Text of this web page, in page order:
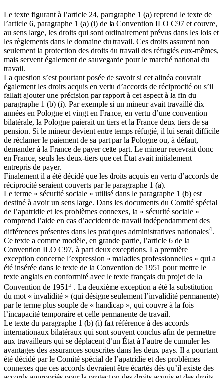
Le texte figurant à l’article 24, paragraphe 1 (a) reprend le texte de
l’article 6, paragraphe 1 (a) (i) de la Convention ILO C97 et couvre,
au sens large, les droits qui sont ordinairement prévus dans les lois et
les règlements dans le domaine du travail. Ces droits assurent non
seulement la protection des droits du travail des réfugiés eux-mêmes,
mais servent également de sauvegarde pour le marché national du
travail.
La question s’est pourtant posée de savoir si cet alinéa couvrait
également les droits acquis en vertu d’accords de réciprocité ou s’il
fallait ajouter une précision par rapport à cet aspect à la fin du
paragraphe 1 (b) (i). Par exemple si un mineur avait travaillé dix
années en Pologne et vingt en France, en vertu d’une convention
bilatérale, la Pologne paierait un tiers et la France deux tiers de sa
pension. Si le mineur devient entre temps réfugié, il lui serait difficile
de réclamer le paiement de sa part par la Pologne ou, à défaut,
demander à la France de payer cette part. Le mineur recevrait donc
en France, seuls les deux-tiers que cet État avait initialement
entrepris de payer.
Finalement il a été décidé que les droits acquis en vertu d’accords de
réciprocité seraient couverts par le paragraphe 1 (a).
Le terme « sécurité sociale » utilisé dans le paragraphe 1 (b) est
destiné à avoir un sens large. Dans les documents du Comité spécial
de l’apatridie et les problèmes connexes, la « sécurité sociale »
comprend l’aide en cas d’accident de travail indépendamment des
différences présentes dans les pratiques administratives nationales4.
Ce texte a comme modèle, en grande partie, l’article 6 de la
Convention ILO C97, à part deux exceptions. La première
exception concerne l’expression « maladies professionnelles » qui a
été insérée dans le texte de la Convention de 1951 pour mettre le
texte anglais en conformité avec le texte français du projet de la
Convention de 1951 5 . La deuxième exception a été la substitution
du mot « invalidité » (qui désigne seulement l’invalidité permanente)
par le terme plus souple de « handicap », qui couvre à la fois
l’incapacité temporaire et celle permanente de travail.
Le texte du paragraphe 1 (b) (i) fait référence à des accords
internationaux bilatéraux qui sont souvent conclus afin de permettre
aux travailleurs qui se déplacent d’un État à l’autre de cumuler les
avantages des assurances souscrites dans les deux pays. Il a pourtant
été décidé par le Comité spécial de l’apatridie et des problèmes
connexes que ces accords devraient être écartés dès qu’il existe des